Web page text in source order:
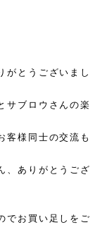
がとうございまし
サブロウさんの楽
客様同士の交流も
、ありがとうござ
でお買い足しをご